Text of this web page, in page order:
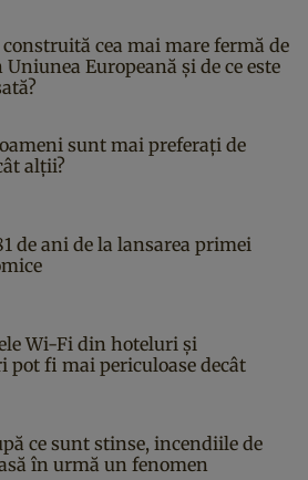
cea mai mare fermă de
Europeană și de ce este
sunt mai preferați de
alții?
de ani de la lansarea primei
Wi-Fi din hoteluri și
pot fi mai periculoase decât
ce sunt stinse, incendiile de
în urmă un fenomen